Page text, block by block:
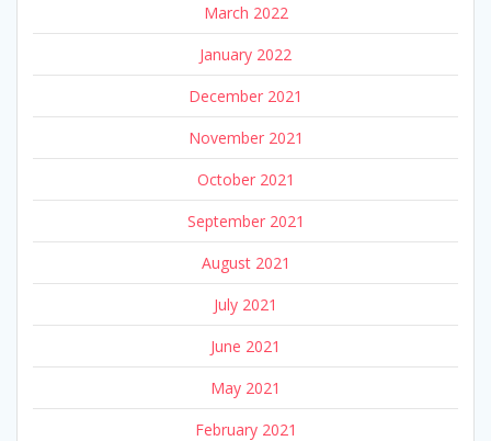
March 2022
January 2022
December 2021
November 2021
October 2021
September 2021
August 2021
July 2021
June 2021
May 2021
February 2021